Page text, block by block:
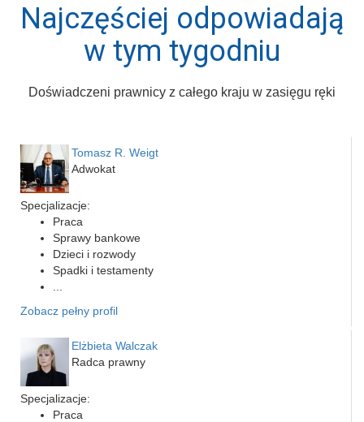
Najczęściej odpowiadają
w tym tygodniu
Doświadczeni prawnicy z całego kraju w zasięgu ręki
Tomasz R. Weigt
Adwokat
Specjalizacje:
Praca
Sprawy bankowe
Dzieci i rozwody
Spadki i testamenty
Zobacz pełny profil
Elżbieta Walczak
Radca prawny
Specjalizacje:
Praca